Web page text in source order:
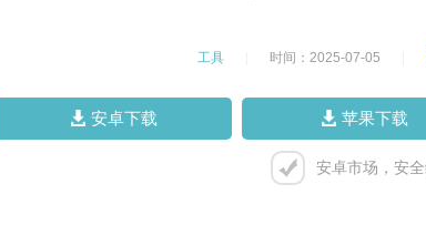
工具 时间：2025-07-05
安卓下载 苹果下载
安卓市场，安